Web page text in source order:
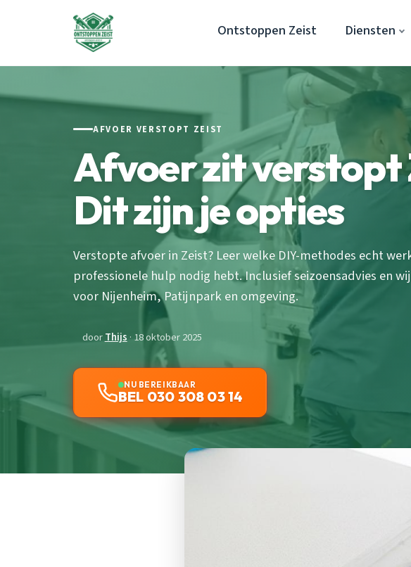
Ontstoppen Zeist Diensten
AFVOER VERSTOPT ZEIST
Afvoer zit verstopt
Dit zijn je opties
Verstopte afvoer in Zeist? Leer welke DIY-methodes echt
professionele hulp nodig hebt. Inclusief seizoensadvies en
voor Nijenheim, Patijnpark en omgeving.
doorThijs · 18 oktober 2025
NU BEREIKBAAR
BEL 030 308 03 14